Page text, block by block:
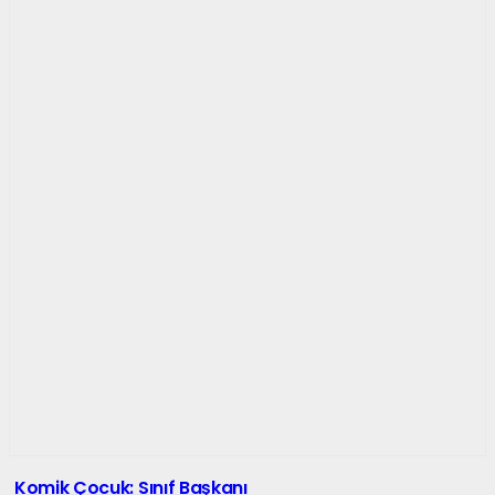
Komik Çocuk: Sınıf Başkanı